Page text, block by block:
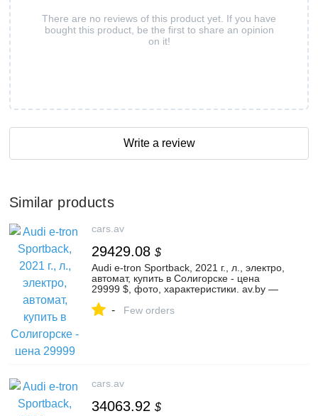
There are no reviews of this product yet. If you have
bought this product, be the first to share an opinion
on it!
Write a review
Similar products
cars.av
29429.08 $
Audi e-tron Sportback, 2021 г., л., электро,
автомат, купить в Солигорске - цена
29999 $, фото, характеристики. av.by —
№132877150
- Few orders
cars.av
34063.92 $